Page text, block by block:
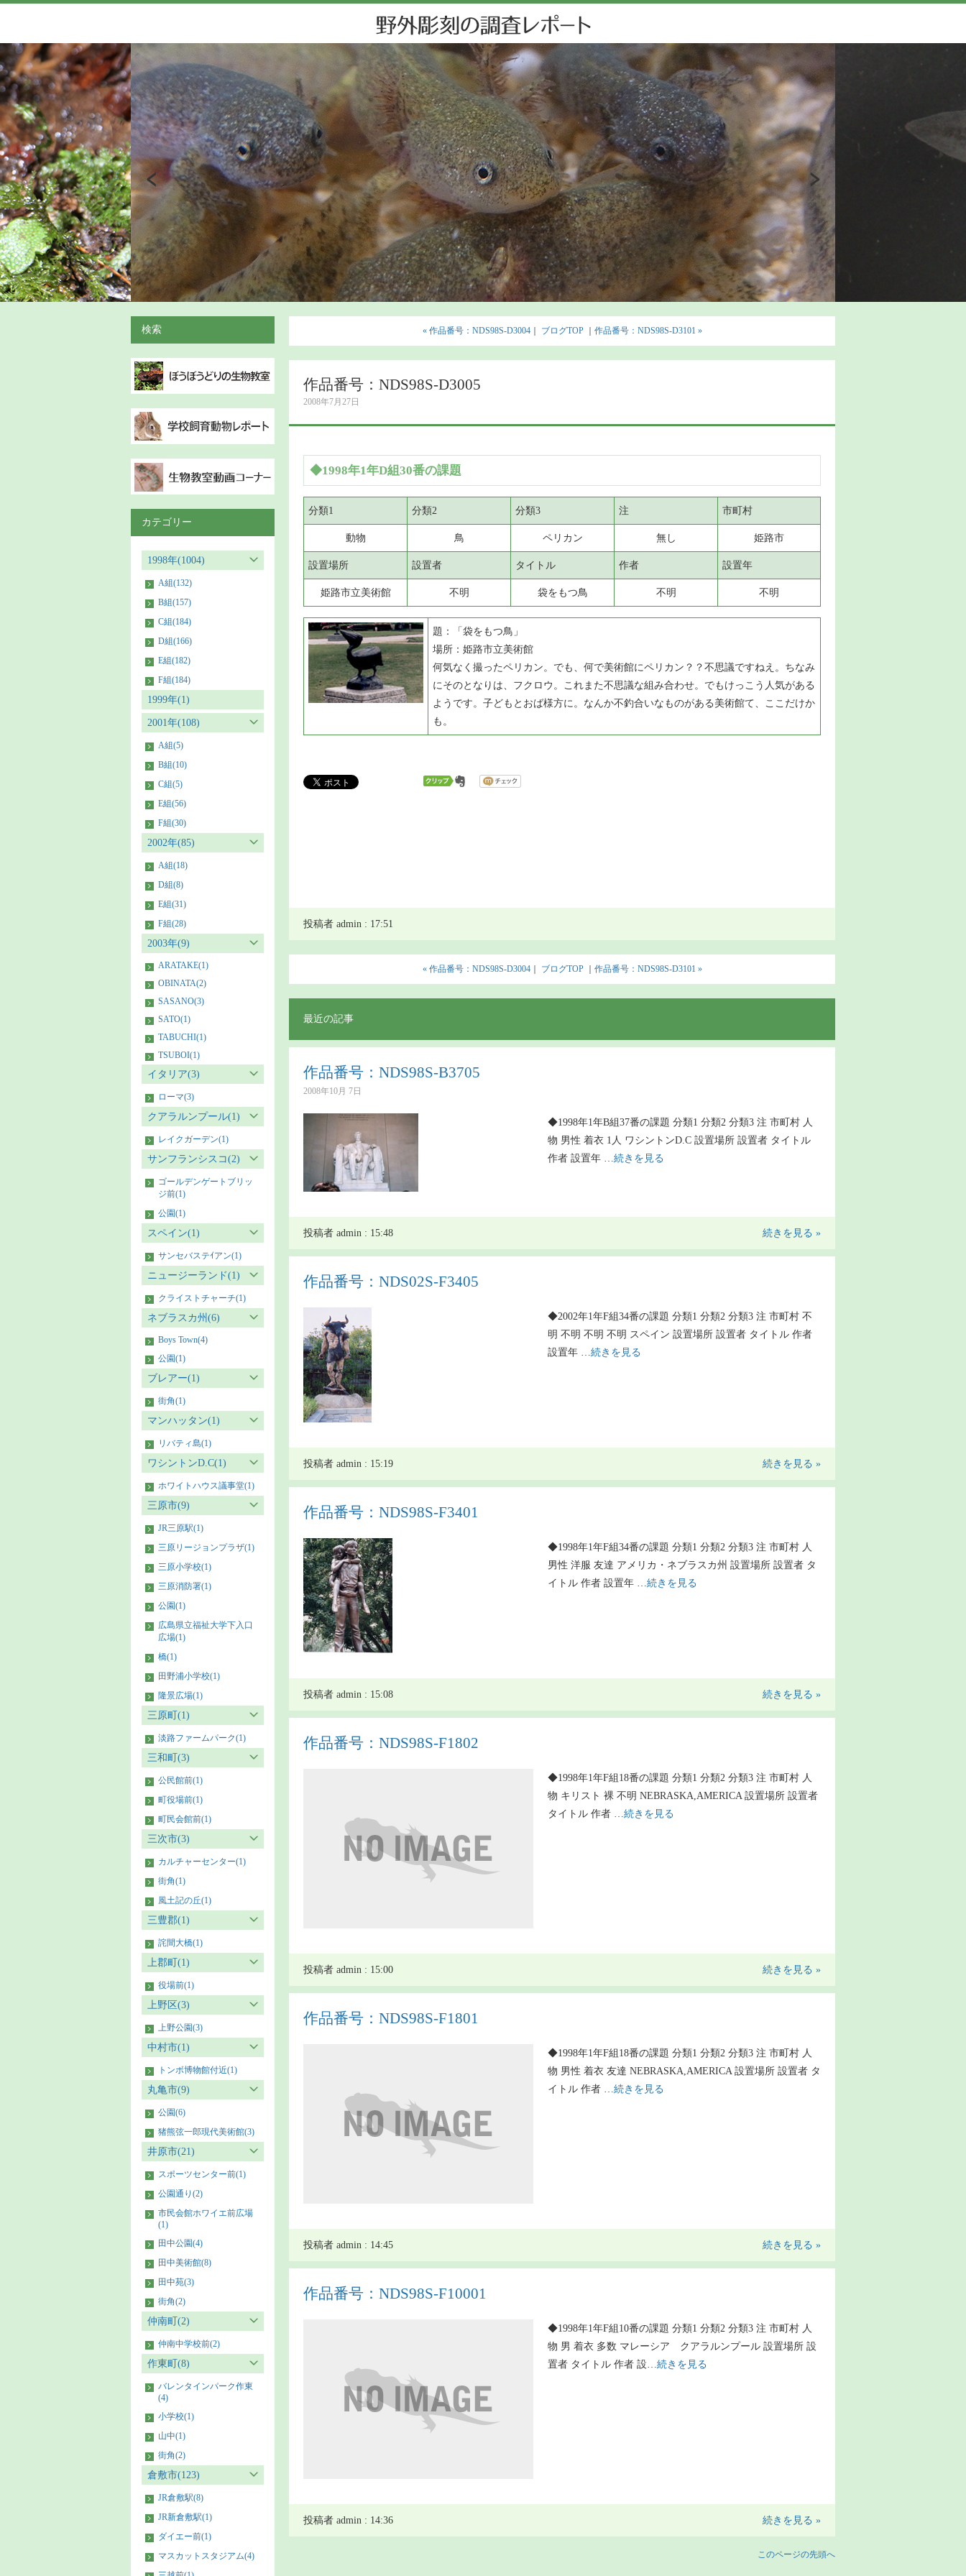
« 作品番号：NDS98S-D3004｜ ブログTOP｜ 作品番号：NDS98S-D3101 »
作品番号：NDS98S-D3005
2008年7月27日
◆1998年1年D組30番の課題
分類1 分類2 分類3 注 市町村
動物 鳥 ペリカン 無し 姫路市
設置場所 設置者 タイトル 作者 設置年
姫路市立美術館 不明 袋をもつ鳥 不明 不明
題：「袋をもつ鳥」
場所：姫路市立美術館
何気なく撮ったペリカン。でも、何で美術館にペリカン？？不思議ですねえ。ちなみ
にそのとなりは、フクロウ。これまた不思議な組み合わせ。でもけっこう人気がある
ようです。子どもとおば様方に。なんか不釣合いなものがある美術館て、ここだけか
も。
投稿者 admin : 17:51
« 作品番号：NDS98S-D3004｜ ブログTOP｜ 作品番号：NDS98S-D3101 »
最近の記事
作品番号：NDS98S-B3705
2008年10月 7日
◆1998年1年B組37番の課題 分類1 分類2 分類3 注 市町村 人
物 男性 着衣 1人 ワシントンD.C 設置場所 設置者 タイトル
作者 設置年 …続きを見る
投稿者 admin : 15:48 続きを見る »
作品番号：NDS02S-F3405
◆2002年1年F組34番の課題 分類1 分類2 分類3 注 市町村 不
明 不明 不明 不明 スペイン 設置場所 設置者 タイトル 作者
設置年 …続きを見る
投稿者 admin : 15:19 続きを見る »
作品番号：NDS98S-F3401
◆1998年1年F組34番の課題 分類1 分類2 分類3 注 市町村 人
男性 洋服 友達 アメリカ・ネブラスカ州 設置場所 設置者 タ
イトル 作者 設置年 …続きを見る
投稿者 admin : 15:08 続きを見る »
作品番号：NDS98S-F1802
◆1998年1年F組18番の課題 分類1 分類2 分類3 注 市町村 人
物 キリスト 裸 不明 NEBRASKA,AMERICA 設置場所 設置者
タイトル 作者 …続きを見る
投稿者 admin : 15:00 続きを見る »
作品番号：NDS98S-F1801
◆1998年1年F組18番の課題 分類1 分類2 分類3 注 市町村 人
物 男性 着衣 友達 NEBRASKA,AMERICA 設置場所 設置者 タ
イトル 作者 …続きを見る
投稿者 admin : 14:45 続きを見る »
作品番号：NDS98S-F10001
◆1998年1年F組10番の課題 分類1 分類2 分類3 注 市町村 人
物 男 着衣 多数 マレーシア クアラルンプール 設置場所 設
置者 タイトル 作者 設…続きを見る
投稿者 admin : 14:36 続きを見る »
このページの先頭へ
検索
カテゴリー
1998年(1004)
A組(132)
B組(157)
C組(184)
D組(166)
E組(182)
F組(184)
1999年(1)
2001年(108)
A組(5)
B組(10)
C組(5)
E組(56)
F組(30)
2002年(85)
A組(18)
D組(8)
E組(31)
F組(28)
2003年(9)
ARATAKE(1)
OBINATA(2)
SASANO(3)
SATO(1)
TABUCHI(1)
TSUBOI(1)
イタリア(3)
ローマ(3)
クアラルンプール(1)
レイクガーデン(1)
サンフランシスコ(2)
ゴールデンゲートブリッ
ジ前(1)
公園(1)
スペイン(1)
サンセバステｲアン(1)
ニュージーランド(1)
クライストチャーチ(1)
ネブラスカ州(6)
Boys Town(4)
公園(1)
ブレアー(1)
街角(1)
マンハッタン(1)
リバティ島(1)
ワシントンD.C(1)
ホワイトハウス議事堂(1)
三原市(9)
JR三原駅(1)
三原リージョンプラザ(1)
三原小学校(1)
三原消防署(1)
公園(1)
広島県立福祉大学下入口
広場(1)
橋(1)
田野浦小学校(1)
隆景広場(1)
三原町(1)
淡路ファームパーク(1)
三和町(3)
公民館前(1)
町役場前(1)
町民会館前(1)
三次市(3)
カルチャーセンター(1)
街角(1)
風土記の丘(1)
三豊郡(1)
詫間大橋(1)
上郡町(1)
役場前(1)
上野区(3)
上野公園(3)
中村市(1)
トンボ博物館付近(1)
丸亀市(9)
公園(6)
猪熊弦一郎現代美術館(3)
井原市(21)
スポーツセンター前(1)
公園通り(2)
市民会館ホワイエ前広場
(1)
田中公園(4)
田中美術館(8)
田中苑(3)
街角(2)
仲南町(2)
仲南中学校前(2)
作東町(8)
バレンタインパーク作東
(4)
小学校(1)
山中(1)
街角(2)
倉敷市(123)
JR倉敷駅(8)
JR新倉敷駅(1)
ダイエー前(1)
マスカットスタジアム(4)